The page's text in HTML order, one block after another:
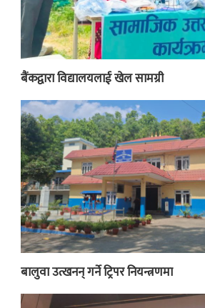
बैंकद्वारा विद्यालयलाई खेल सामग्री
बालुवा उत्खनन् गर्ने ट्रिपर नियन्त्रणमा